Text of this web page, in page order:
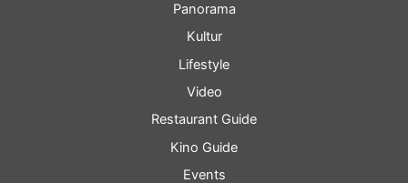
Panorama
Kultur
Lifestyle
Video
Restaurant Guide
Kino Guide
Events